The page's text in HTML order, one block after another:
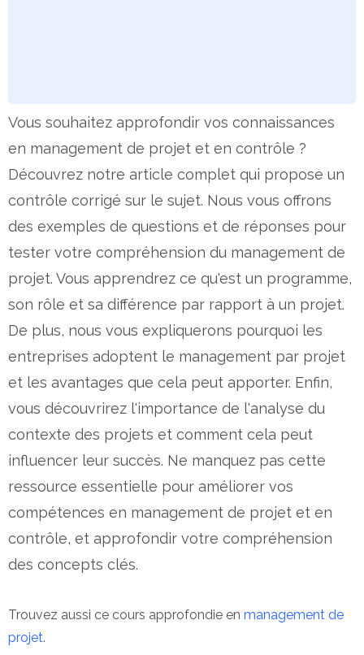
Vous souhaitez approfondir vos connaissances
en management de projet et en contrôle ?
Découvrez notre article complet qui propose un
contrôle corrigé sur le sujet. Nous vous offrons
des exemples de questions et de réponses pour
tester votre compréhension du management de
projet. Vous apprendrez ce qu'est un programme,
son rôle et sa différence par rapport à un projet.
De plus, nous vous expliquerons pourquoi les
entreprises adoptent le management par projet
et les avantages que cela peut apporter. Enfin,
vous découvrirez l'importance de l'analyse du
contexte des projets et comment cela peut
influencer leur succès. Ne manquez pas cette
ressource essentielle pour améliorer vos
compétences en management de projet et en
contrôle, et approfondir votre compréhension
des concepts clés.
Trouvez aussi ce cours approfondie en management de
projet.